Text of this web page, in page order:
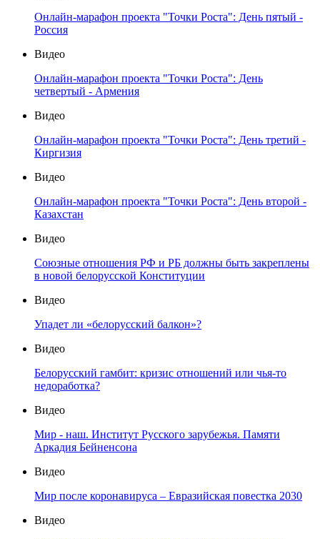
Онлайн-марафон проекта "Точки Роста": День пятый -
Россия
Видео
Онлайн-марафон проекта "Точки Роста": День
четвертый - Армения
Видео
Онлайн-марафон проекта "Точки Роста": День третий -
Киргизия
Видео
Онлайн-марафон проекта "Точки Роста": День второй -
Казахстан
Видео
Союзные отношения РФ и РБ должны быть закреплены
в новой белорусской Конституции
Видео
Упадет ли «белорусский балкон»?
Видео
Белорусский гамбит: кризис отношений или чья-то
недоработка?
Видео
Мир - наш. Институт Русского зарубежья. Памяти
Аркадия Бейненсона
Видео
Мир после коронавируса – Евразийская повестка 2030
Видео